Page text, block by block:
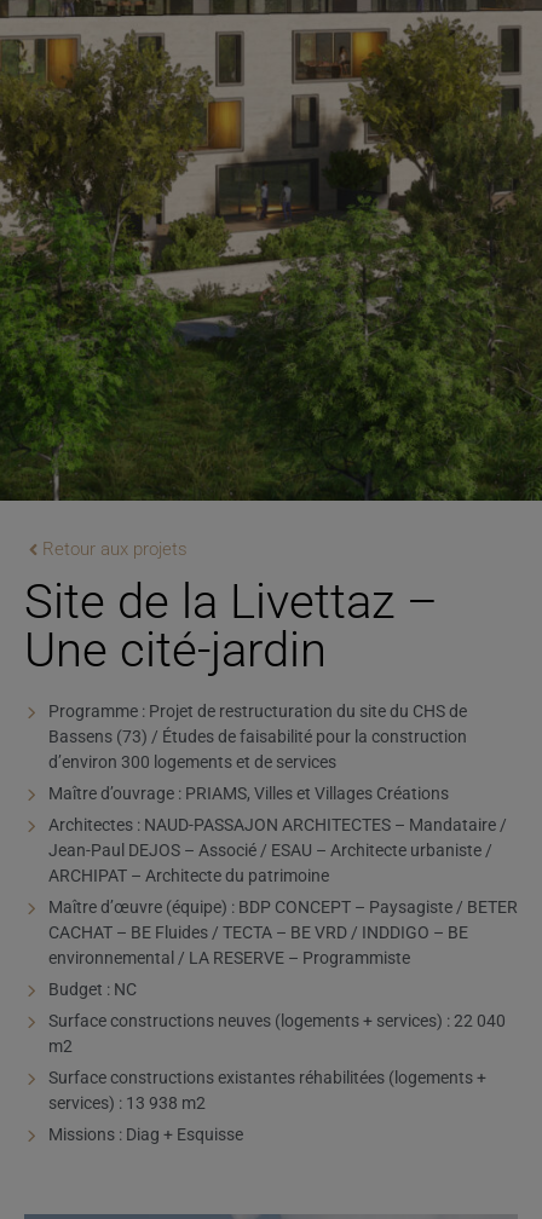
Retour aux projets
Site de la Livettaz –
Une cité-jardin
Programme : Projet de restructuration du site du CHS de
Bassens (73) / Études de faisabilité pour la construction
d’environ 300 logements et de services
Maître d’ouvrage : PRIAMS, Villes et Villages Créations
Architectes : NAUD-PASSAJON ARCHITECTES – Mandataire /
Jean-Paul DEJOS – Associé / ESAU – Architecte urbaniste /
ARCHIPAT – Architecte du patrimoine
Maître d’œuvre (équipe) : BDP CONCEPT – Paysagiste / BETER
CACHAT – BE Fluides / TECTA – BE VRD / INDDIGO – BE
environnemental / LA RESERVE – Programmiste
Budget : NC
Surface constructions neuves (logements + services) : 22 040
m2
Surface constructions existantes réhabilitées (logements +
services) : 13 938 m2
Missions : Diag + Esquisse